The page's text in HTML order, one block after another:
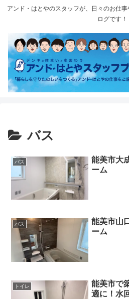
アンド・はとやのスタッフが、日々のお仕
ログです！
バス
バス
能美市大
ーム
バス
能美市山
ーム
トイレ
能美市で
適に！水